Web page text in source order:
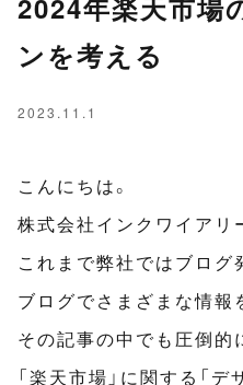
ンを考える
2023.11.1
こんにちは。
株式会社インクワイアリ
これまで弊社ではブログ
ブログでさまざまな情報
その記事の中でも圧倒的
「楽天市場」に関する「デ